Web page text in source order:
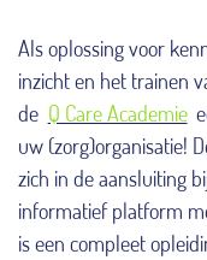
Als oplossing voor
inzicht en het trainen
de Q Care Academie
uw (zorg)organisatie!
zich in de aansluiting
informatief platform
is een compleet